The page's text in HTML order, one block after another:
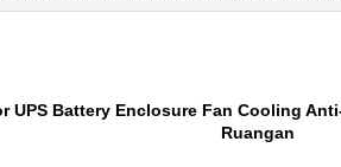
UPS Battery Enclosure Fan Cooling
Ruangan